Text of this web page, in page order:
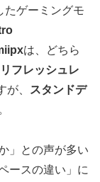
たゲーミングモ
は、どちら
フレッシュレ
が、
スタンドデ
」との声が多い
ースの違い」に